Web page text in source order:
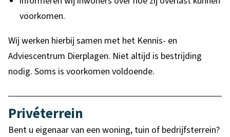
voorkomen.
Wij werken hierbij samen met het Kennis- en
Adviescentrum Dierplagen. Niet altijd is bestrijding
nodig. Soms is voorkomen voldoende.
Privéterrein
Bent u eigenaar van een woning, tuin of bedrijfsterrein?